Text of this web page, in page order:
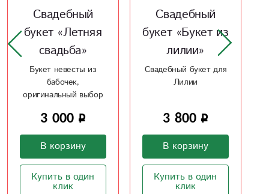
Свадебный
букет «Букет из
лилии»
Свадебный букет для
Лилии
3 800
В корзину
Купить в один
клик
Свадебный
букет «Из
белой розы»
Букет из розы с
добавлением
3 800
В корзину
Купить в один
клик